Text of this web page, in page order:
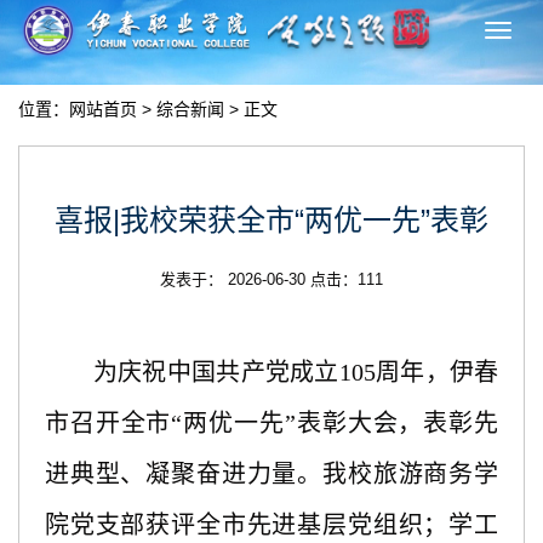
切
换
位置： 网站首页 > 综合新闻 > 正文
喜报|我校荣获全市“两优一先”表彰
发表于： 2026-06-30 点击： 111
为庆祝中国共产党成立105周年，伊春
市召开全市“两优一先”表彰大会，表彰先
进典型、凝聚奋进力量。我校旅游商务学
院党支部获评全市先进基层党组织；学工